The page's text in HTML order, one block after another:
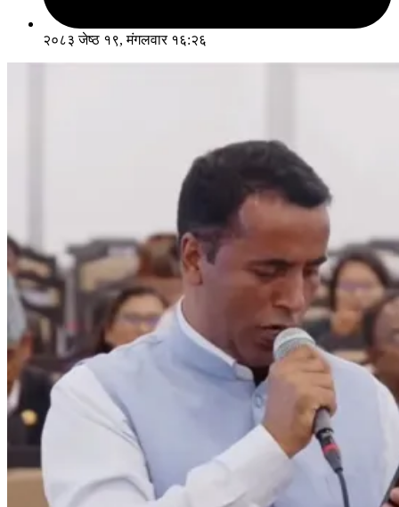
२०८३ जेष्ठ १९, मंगलवार १६:२६